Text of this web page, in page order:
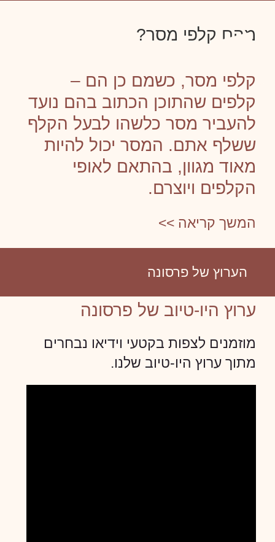
מהם קלפי מסר?
קלפי מסר, כשמם כן הם –
קלפים שהתוכן הכתוב בהם נועד
להעביר מסר כלשהו לבעל הקלף
ששלף אתם. המסר יכול להיות
מאוד מגוון, בהתאם לאופי
הקלפים ויוצרם.
המשך קריאה >>
הערוץ של פרסונה
ערוץ היו-טיוב של פרסונה
מוזמנים לצפות בקטעי וידיאו נבחרים
מתוך ערוץ היו-טיוב שלנו.